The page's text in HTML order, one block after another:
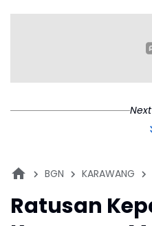
BGN KARAWANG
Ratusan